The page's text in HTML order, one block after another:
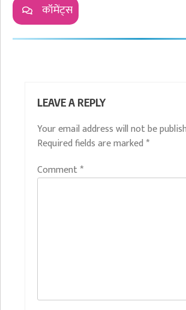
कॉमेंट्स
LEAVE A REPLY
Your email address will not be
Required fields are marked *
Comment*